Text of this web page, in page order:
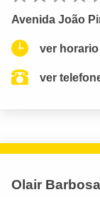
Avenida João
ver
ver
Olair